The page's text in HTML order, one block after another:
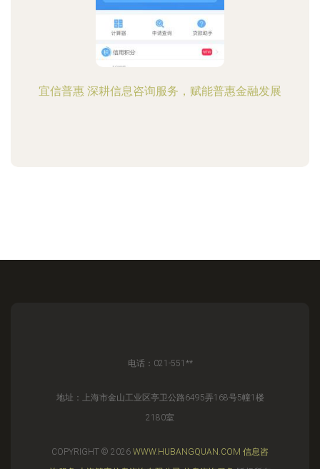
宜信普惠 深耕信息咨询服务，赋能普惠金融发展
电话：021-551**
地址：上海市金山工业区亭卫公路6495弄168号5幢1楼
2180室
COPYRIGHT © 2026 WWW.HUBANGQUAN.COM 信息咨